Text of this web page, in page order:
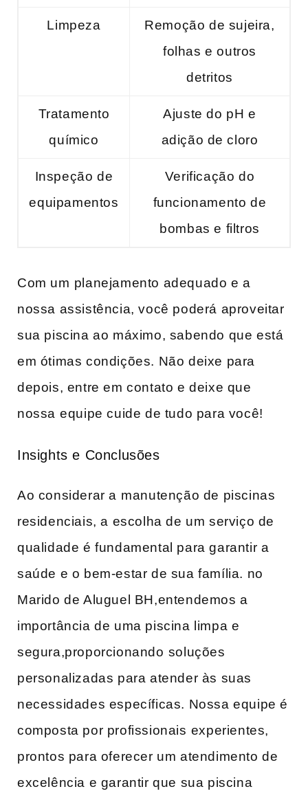
Limpeza
Remoção de sujeira,
folhas e outros
detritos
Tratamento
químico
Ajuste‍ do pH e
adição de cloro
Inspeção de
equipamentos
Verificação do
funcionamento de
bombas e​ filtros
Com um⁢ planejamento adequado‌ e a
nossa assistência, você ​poderá aproveitar
sua piscina ao máximo, ‌sabendo que está
em ótimas condições. Não deixe para
depois, entre em contato e deixe que
nossa ⁤equipe cuide de tudo para você!
Insights e Conclusões
Ao considerar ‍a ⁢manutenção de piscinas
residenciais, a escolha de​ um serviço de
qualidade é fundamental para garantir a‍
saúde e o bem-estar de sua família. no​
Marido‍ de Aluguel BH,entendemos a
importância de uma piscina limpa e
segura,proporcionando⁤ soluções
personalizadas para atender às suas
necessidades específicas. Nossa ‍equipe é
composta por profissionais⁢ experientes,
prontos para oferecer um atendimento de
excelência e garantir que sua piscina